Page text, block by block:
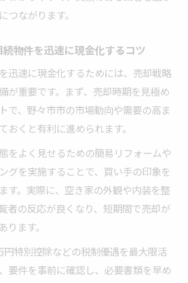
つながります。
物件を迅速に現金化するコツ
迅速に現金化するためには、売却戦略
が重要です。まず、売却時期を見極め
で、野々市市の市場動向や需要の高ま
おくと有利に進められます。
をよく見せるための簡易リフォームや
グを実施することで、買い手の印象を
す。実際に、空き家の外観や内装を整
者の反応が良くなり、短期間で売却が
ります。
円特別控除などの税制優遇を最大限活
要件を事前に確認し、必要書類を早め